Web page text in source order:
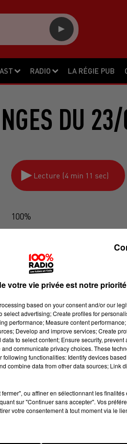
RADIO LA RÉGIE PUB
DU
Lecture (4 min 11 sec)
100%
votre vie privée est notre priorité
based on your consent and/or our
advertising; Create profiles for
performance; Measure content
Develop and improve services; Create
to select content; Ensure security, prevent
communicate privacy choices. These
functionalities: Identify devices
combine data from other data sources; Link
ou affiner en sélectionnant les
sur "Continuer sans accepter". Vos
votre consentement à tout moment via le